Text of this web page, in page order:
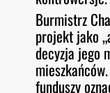
Burmistrz
projekt jako
decyzja jego
funduszy